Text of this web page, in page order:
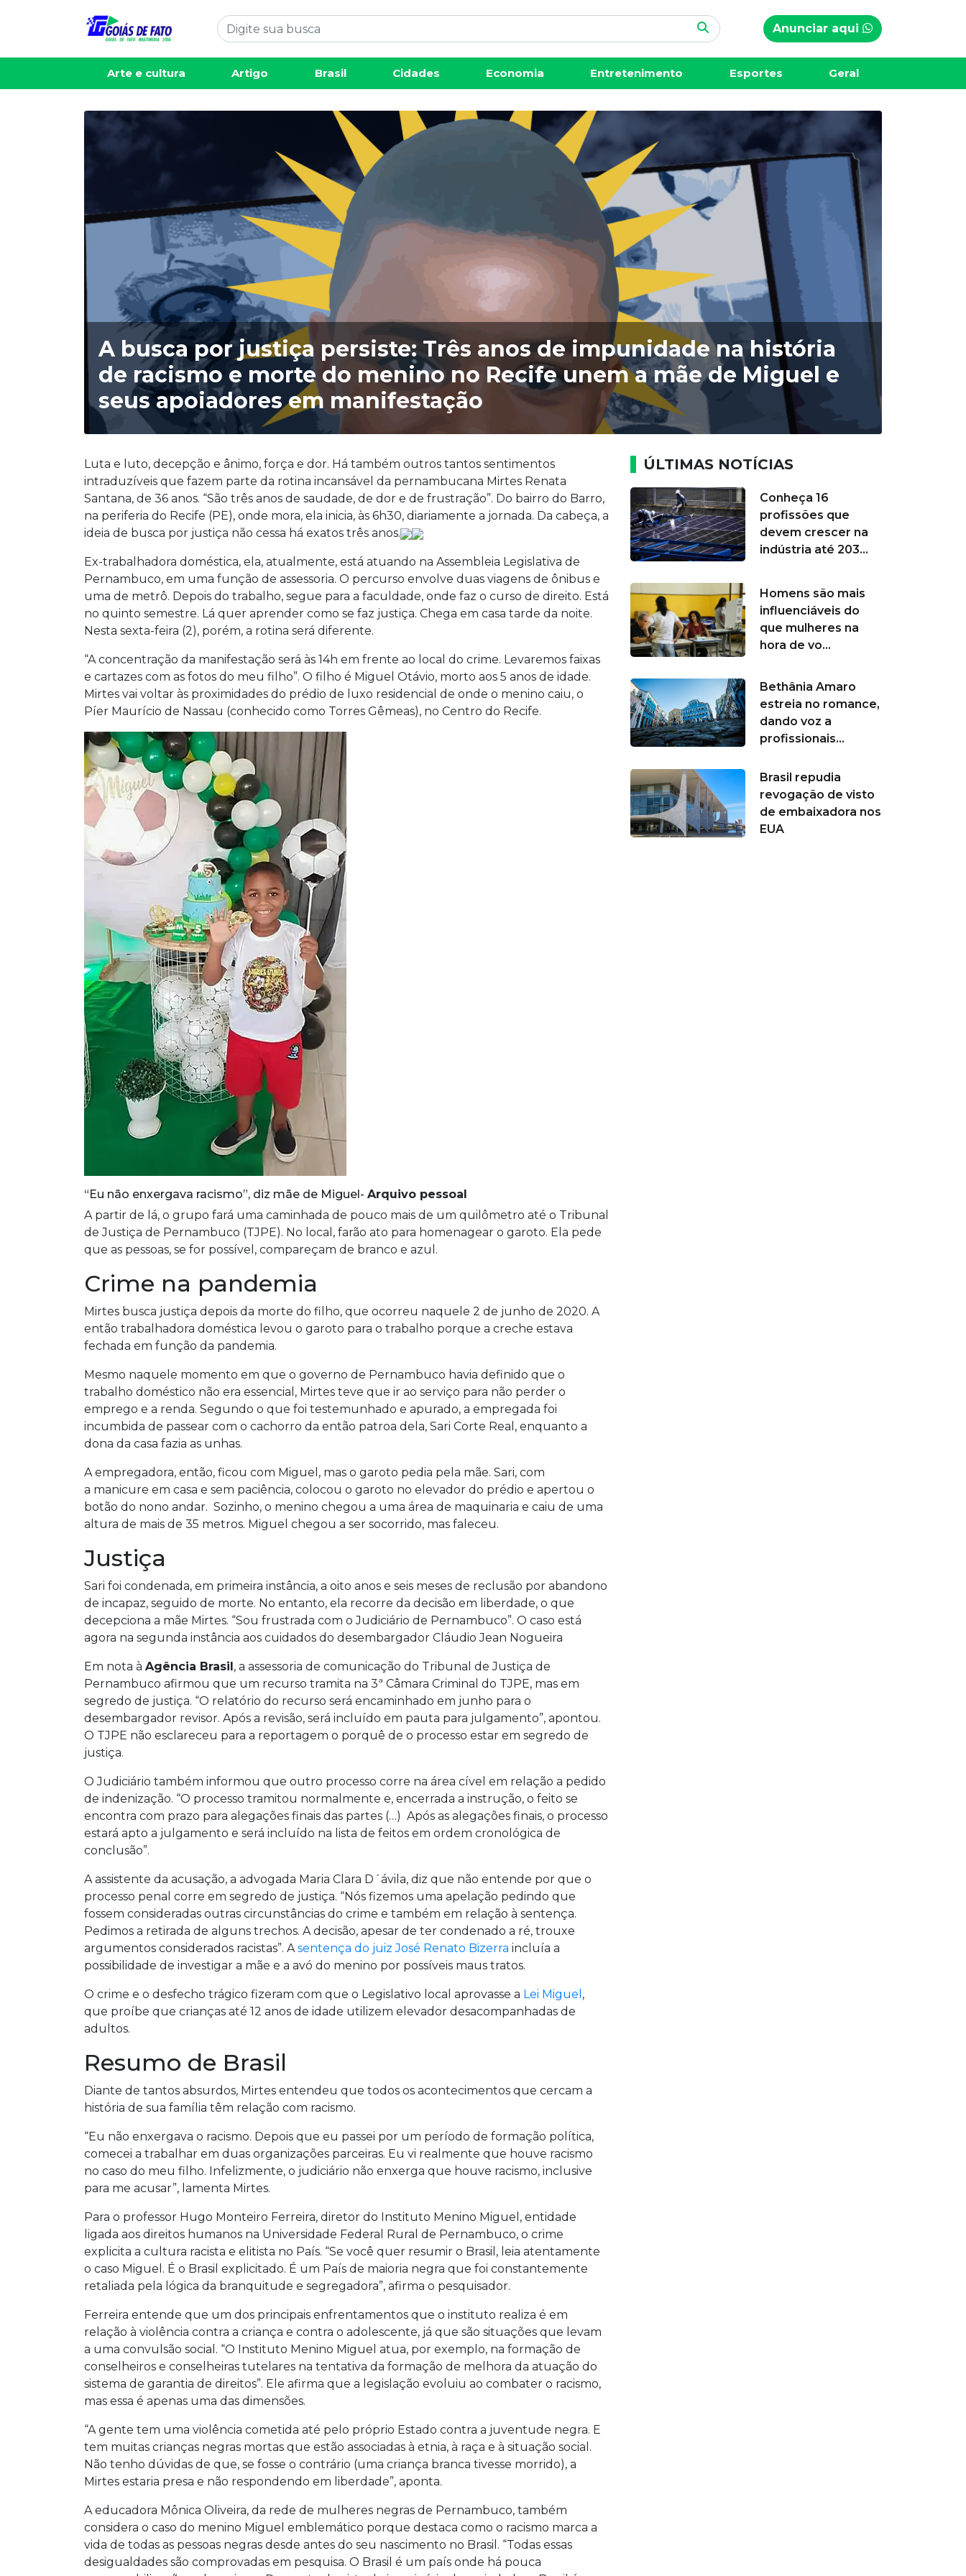
Anunciar aqui
Arte e cultura Artigo Brasil Cidades Economia Entretenimento Esportes Geral
A busca por justiça persiste: Três anos de impunidade na história
de racismo e morte do menino no Recife unem a mãe de Miguel e
seus apoiadores em manifestação
Luta e luto, decepção e ânimo, força e dor. Há também outros tantos sentimentos
intraduzíveis que fazem parte da rotina incansável da pernambucana Mirtes Renata
Santana, de 36 anos. “São três anos de saudade, de dor e de frustração”. Do bairro do Barro,
na periferia do Recife (PE), onde mora, ela inicia, às 6h30, diariamente a jornada. Da cabeça, a
ideia de busca por justiça não cessa há exatos três anos.
Ex-trabalhadora doméstica, ela, atualmente, está atuando na Assembleia Legislativa de
Pernambuco, em uma função de assessoria. O percurso envolve duas viagens de ônibus e
uma de metrô. Depois do trabalho, segue para a faculdade, onde faz o curso de direito. Está
no quinto semestre. Lá quer aprender como se faz justiça. Chega em casa tarde da noite.
Nesta sexta-feira (2), porém, a rotina será diferente.
“A concentração da manifestação será às 14h em frente ao local do crime. Levaremos faixas
e cartazes com as fotos do meu filho”. O filho é Miguel Otávio, morto aos 5 anos de idade.
Mirtes vai voltar às proximidades do prédio de luxo residencial de onde o menino caiu, o
Píer Maurício de Nassau (conhecido como Torres Gêmeas), no Centro do Recife.
“Eu não enxergava racismo”, diz mãe de Miguel- Arquivo pessoal
A partir de lá, o grupo fará uma caminhada de pouco mais de um quilômetro até o Tribunal
de Justiça de Pernambuco (TJPE). No local, farão ato para homenagear o garoto. Ela pede
que as pessoas, se for possível, compareçam de branco e azul.
Crime na pandemia
Mirtes busca justiça depois da morte do filho, que ocorreu naquele 2 de junho de 2020. A
então trabalhadora doméstica levou o garoto para o trabalho porque a creche estava
fechada em função da pandemia.
Mesmo naquele momento em que o governo de Pernambuco havia definido que o
trabalho doméstico não era essencial, Mirtes teve que ir ao serviço para não perder o
emprego e a renda. Segundo o que foi testemunhado e apurado, a empregada foi
incumbida de passear com o cachorro da então patroa dela, Sari Corte Real, enquanto a
dona da casa fazia as unhas.
A empregadora, então, ficou com Miguel, mas o garoto pedia pela mãe. Sari, com
a manicure em casa e sem paciência, colocou o garoto no elevador do prédio e apertou o
botão do nono andar. Sozinho, o menino chegou a uma área de maquinaria e caiu de uma
altura de mais de 35 metros. Miguel chegou a ser socorrido, mas faleceu.
Justiça
Sari foi condenada, em primeira instância, a oito anos e seis meses de reclusão por abandono
de incapaz, seguido de morte. No entanto, ela recorre da decisão em liberdade, o que
decepciona a mãe Mirtes. “Sou frustrada com o Judiciário de Pernambuco”. O caso está
agora na segunda instância aos cuidados do desembargador Cláudio Jean Nogueira
Em nota à Agência Brasil, a assessoria de comunicação do Tribunal de Justiça de
Pernambuco afirmou que um recurso tramita na 3ª Câmara Criminal do TJPE, mas em
segredo de justiça. “O relatório do recurso será encaminhado em junho para o
desembargador revisor. Após a revisão, será incluído em pauta para julgamento”, apontou.
O TJPE não esclareceu para a reportagem o porquê de o processo estar em segredo de
justiça.
O Judiciário também informou que outro processo corre na área cível em relação a pedido
de indenização. “O processo tramitou normalmente e, encerrada a instrução, o feito se
encontra com prazo para alegações finais das partes (…) Após as alegações finais, o processo
estará apto a julgamento e será incluído na lista de feitos em ordem cronológica de
conclusão”.
A assistente da acusação, a advogada Maria Clara D´ávila, diz que não entende por que o
processo penal corre em segredo de justiça. “Nós fizemos uma apelação pedindo que
fossem consideradas outras circunstâncias do crime e também em relação à sentença.
Pedimos a retirada de alguns trechos. A decisão, apesar de ter condenado a ré, trouxe
argumentos considerados racistas”. Asentença do juiz José Renato Bizerra incluía a
possibilidade de investigar a mãe e a avó do menino por possíveis maus tratos.
O crime e o desfecho trágico fizeram com que o Legislativo local aprovasse a Lei Miguel ,
que proíbe que crianças até 12 anos de idade utilizem elevador desacompanhadas de
adultos.
Resumo de Brasil
Diante de tantos absurdos, Mirtes entendeu que todos os acontecimentos que cercam a
história de sua família têm relação com racismo.
“Eu não enxergava o racismo. Depois que eu passei por um período de formação política,
comecei a trabalhar em duas organizações parceiras. Eu vi realmente que houve racismo
no caso do meu filho. Infelizmente, o judiciário não enxerga que houve racismo, inclusive
para me acusar”, lamenta Mirtes.
Para o professor Hugo Monteiro Ferreira, diretor do Instituto Menino Miguel, entidade
ligada aos direitos humanos na Universidade Federal Rural de Pernambuco, o crime
explicita a cultura racista e elitista no País. “Se você quer resumir o Brasil, leia atentamente
o caso Miguel. É o Brasil explicitado. É um País de maioria negra que foi constantemente
retaliada pela lógica da branquitude e segregadora”, afirma o pesquisador.
Ferreira entende que um dos principais enfrentamentos que o instituto realiza é em
relação à violência contra a criança e contra o adolescente, já que são situações que levam
a uma convulsão social. “O Instituto Menino Miguel atua, por exemplo, na formação de
conselheiros e conselheiras tutelares na tentativa da formação de melhora da atuação do
sistema de garantia de direitos”. Ele afirma que a legislação evoluiu ao combater o racismo,
mas essa é apenas uma das dimensões.
“A gente tem uma violência cometida até pelo próprio Estado contra a juventude negra. E
tem muitas crianças negras mortas que estão associadas à etnia, à raça e à situação social.
Não tenho dúvidas de que, se fosse o contrário (uma criança branca tivesse morrido), a
Mirtes estaria presa e não respondendo em liberdade”, aponta.
A educadora Mônica Oliveira, da rede de mulheres negras de Pernambuco, também
considera o caso do menino Miguel emblemático porque destaca como o racismo marca a
vida de todas as pessoas negras desde antes do seu nascimento no Brasil. “Todas essas
desigualdades são comprovadas em pesquisa. O Brasil é um país onde há pouca
ÚLTIMAS NOTÍCIAS
Conheça 16
profissões que
devem crescer na
indústria até 203...
Homens são mais
influenciáveis do
que mulheres na
hora de vo...
Bethânia Amaro
estreia no romance,
dando voz a
profissionais...
Brasil repudia
revogação de visto
de embaixadora nos
EUA